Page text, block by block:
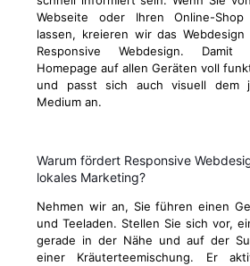
Webseite oder Ihren Online-Shop
lassen, kreieren wir das Webdesign
Responsive Webdesign.
Homepage auf allen Geräten voll
und passt sich auch visuell dem
Medium an.
Warum fördert Responsive
lokales Marketing?
Nehmen wir an, Sie führen einen
und Teeladen. Stellen Sie sich vor,
gerade in der Nähe und auf der
einer Kräuterteemischung. Er